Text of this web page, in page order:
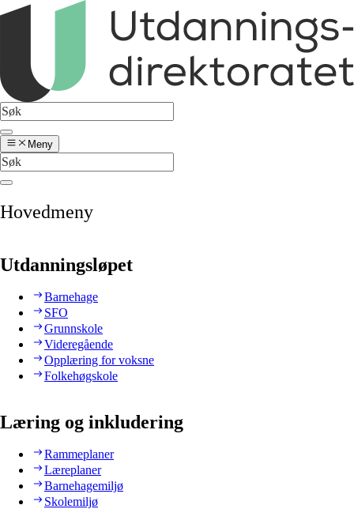
Meny
Hovedmeny
Utdanningsløpet
Barnehage
SFO
Grunnskole
Videregående
Opplæring for voksne
Folkehøgskole
Læring og inkludering
Rammeplaner
Læreplaner
Barnehagemiljø
Skolemiljø